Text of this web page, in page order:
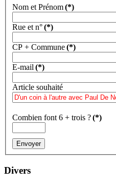
Nom et Prénom(*)
Rue et n°(*)
CP + Commune(*)
E-mail(*)
Article souhaité
Combien font 6 + trois ?(*)
Divers